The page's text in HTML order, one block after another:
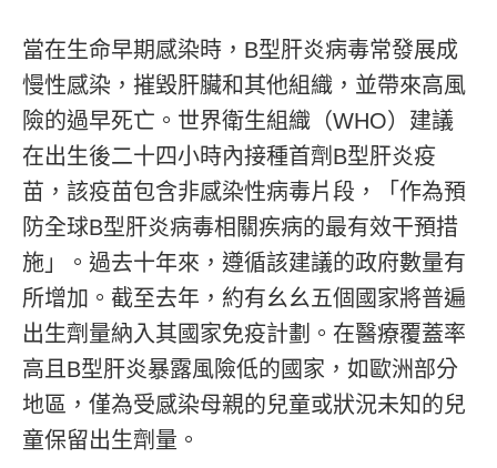
當在生命早期感染時，B型肝炎病毒常發展成
慢性感染，摧毀肝臟和其他組織，並帶來高風
險的過早死亡。世界衛生組織（WHO）建議
在出生後二十四小時內接種首劑B型肝炎疫
苗，該疫苗包含非感染性病毒片段，「作為預
防全球B型肝炎病毒相關疾病的最有效干預措
施」。過去十年來，遵循該建議的政府數量有
所增加。截至去年，約有幺幺五個國家將普遍
出生劑量納入其國家免疫計劃。在醫療覆蓋率
高且B型肝炎暴露風險低的國家，如歐洲部分
地區，僅為受感染母親的兒童或狀況未知的兒
童保留出生劑量。